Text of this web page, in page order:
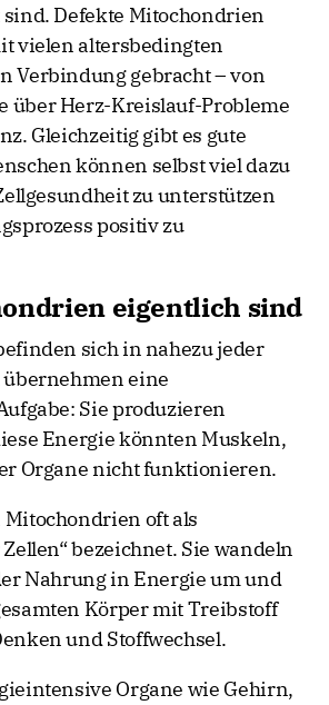
Defekte Mitochondrien
vielen altersbedingten
Verbindung gebracht – von
über Herz-Kreislauf-Probleme
Gleichzeitig gibt es gute
können selbst viel dazu
zu unterstützen
positiv zu
eigentlich sind
sich in nahezu jeder
eine
Sie produzieren
Energie könnten Muskeln,
Organe nicht funktionieren.
Mitochondrien oft als
bezeichnet. Sie wandeln
Nahrung in Energie um und
Körper mit Treibstoff
und Stoffwechsel.
Organe wie Gehirn,